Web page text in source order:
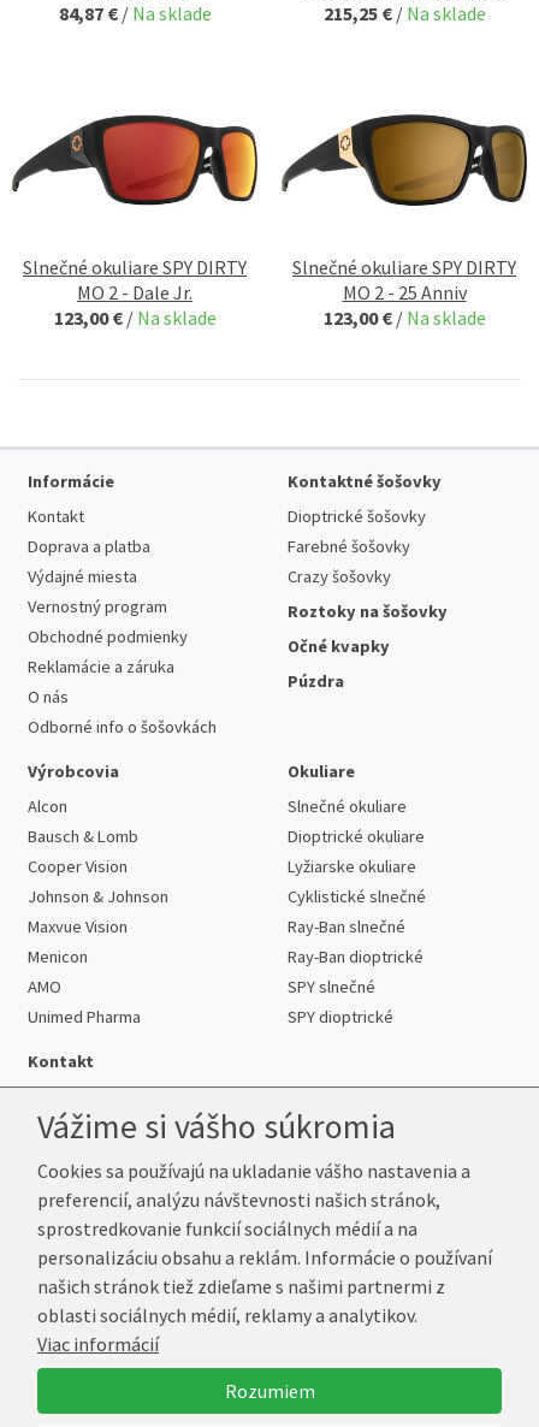
84,87 € / Na sklade
215,25 € / Na sklade
Slnečné okuliare SPY DIRTY
MO 2 - Dale Jr.
123,00 € / Na sklade
Slnečné okuliare SPY DIRTY
MO 2 - 25 Anniv
123,00 € / Na sklade
Informácie
Kontakt
Doprava a platba
Výdajné miesta
Vernostný program
Obchodné podmienky
Reklamácie a záruka
O nás
Odborné info o šošovkách
Kontaktné šošovky
Dioptrické šošovky
Farebné šošovky
Crazy šošovky
Roztoky na šošovky
Očné kvapky
Púzdra
Výrobcovia
Alcon
Bausch & Lomb
Cooper Vision
Johnson & Johnson
Maxvue Vision
Menicon
AMO
Unimed Pharma
Okuliare
Slnečné okuliare
Dioptrické okuliare
Lyžiarske okuliare
Cyklistické slnečné
Ray-Ban slnečné
Ray-Ban dioptrické
SPY slnečné
SPY dioptrické
Kontakt
Telefón:+421 222 205 863
E-mail:info@k-sosovky.sk
Reklamačná adresa
Andrea Votavová
Revoluční 1017
290 01 Poděbrady
Česká republika
Vážime si vášho súkromia
Cookies sa používajú na ukladanie vášho nastavenia a
preferencií, analýzu návštevnosti našich stránok,
sprostredkovanie funkcií sociálnych médií a na
personalizáciu obsahu a reklám. Informácie o používaní
našich stránok tiež zdieľame s našimi partnermi z
oblasti sociálnych médií, reklamy a analytikov.
Viac informácií
Rozumiem